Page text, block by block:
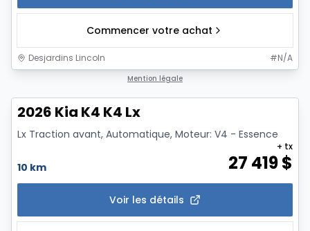
Commencer votre achat
Desjardins Lincoln #N/A
Mention légale
2026 Kia K4 K4 Lx
Lx Traction avant, Automatique, Moteur: V4 - Essence
10 km 27 419$
+ tx
Voir les détails